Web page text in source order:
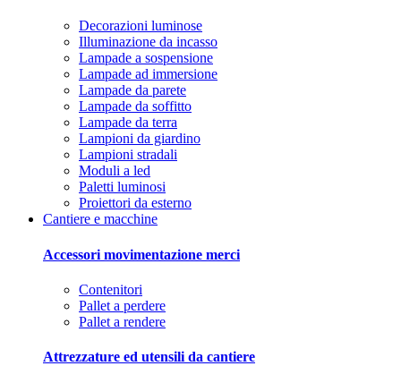
Decorazioni luminose
Illuminazione da incasso
Lampade a sospensione
Lampade ad immersione
Lampade da parete
Lampade da soffitto
Lampade da terra
Lampioni da giardino
Lampioni stradali
Moduli a led
Paletti luminosi
Proiettori da esterno
Cantiere e macchine
Accessori movimentazione merci
Contenitori
Pallet a perdere
Pallet a rendere
Attrezzature ed utensili da cantiere